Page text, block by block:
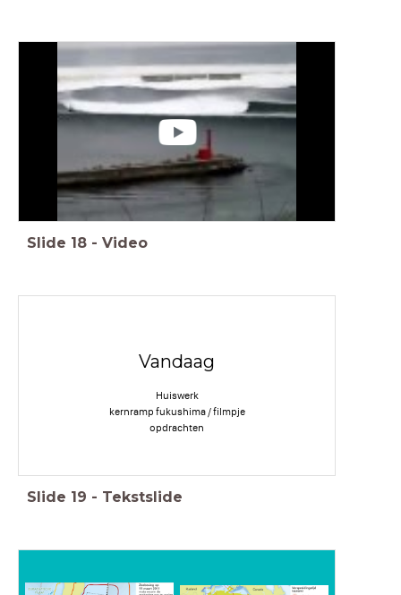
Slide 18 - Video
Vandaag
Huiswerk
kernramp fukushima / filmpje
opdrachten
Slide 19 - Tekstslide